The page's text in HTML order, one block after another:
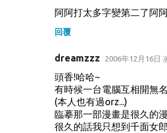
阿阿打太多字變第二了阿
回覆
dreamzzz 2006年12月16日
頭香!哈哈~
有時候一台電腦互相開無
(本人也有過orz...)
臨摹那一部漫畫是很久的
很久的話我只想到千面女